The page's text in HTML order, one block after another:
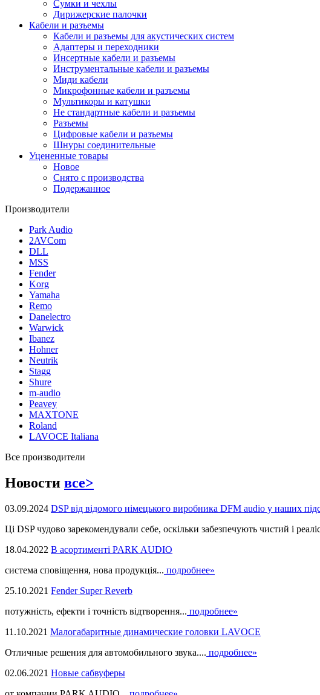
Сумки и чехлы
Дирижерские палочки
Кабели и разъемы
Кабели и разъемы для акустических систем
Адаптеры и переходники
Инсертные кабели и разъемы
Инструментальные кабели и разъемы
Миди кабели
Микрофонные кабели и разъемы
Мультикоры и катушки
Не стандартные кабели и разъемы
Разъемы
Цифровые кабели и разъемы
Шнуры соединительные
Уцененные товары
Новое
Снято с производства
Подержанное
Производители
Park Audio
2AVCom
DLL
MSS
Fender
Korg
Yamaha
Remo
Danelectro
Warwick
Ibanez
Hohner
Neutrik
Stagg
Shure
m-audio
Peavey
MAXTONE
Roland
LAVOCE Italiana
Все производители
Новости все>
03.09.2024 DSP від відомого німецького виробника DFM audio у наших
Ці DSP чудово зарекомендували себе, оскільки забезпечують чистий і
18.04.2022 В асортименті PARK AUDIO
система сповіщення, нова продукцiя... подробнее»
25.10.2021 Fender Super Reverb
потужність, ефекти і точність відтворення... подробнее»
11.10.2021 Малогабаритные динамические головки LAVOCE
Отличные решения для автомобильного звука.... подробнее»
02.06.2021 Новые сабвуферы